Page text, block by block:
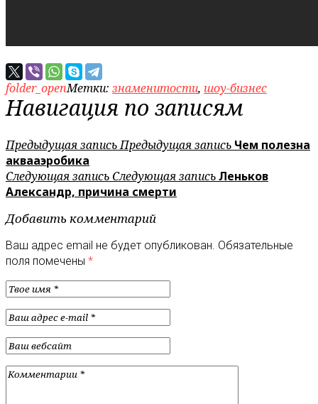
folder_openМетки: знаменитости, шоу-бизнес
Навигация по записям
Предыдущая записьПредыдущая запись Чем полезна
аквааэробика
Следующая запись Следующая записьЛеньков
Александр, причина смерти
Добавить комментарий
Ваш адрес email не будет опубликован. Обязательные
поля помечены *